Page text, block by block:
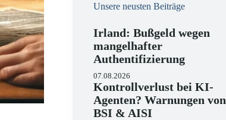
Unsere neusten Beiträge
Irland: Bußgeld wegen
mangelhafter
Authentifizierung
07.08.2026
Kontrollverlust bei KI-
Agenten? Warnungen von
BSI & AISI